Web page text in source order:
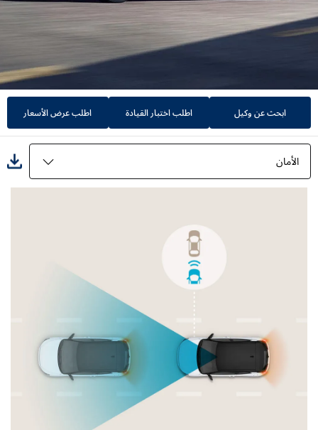
ابحث عن وكيل اطلب اختبار القيادة اطلب عرض الأسعار
الأمان